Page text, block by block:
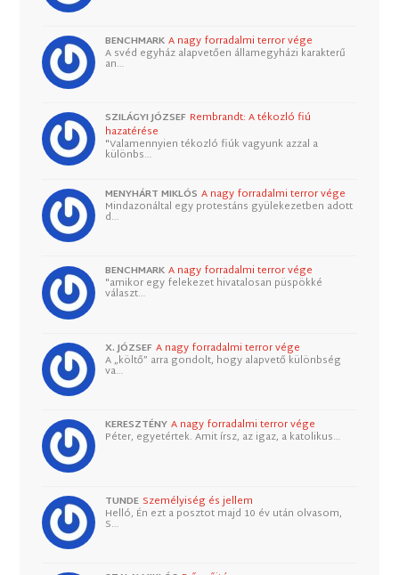
BENCHMARK A nagy forradalmi terror vége
A svéd egyház alapvetően államegyházi karakterű
an…
SZILÁGYI JÓZSEF Rembrandt: A tékozló fiú
hazatérése
"Valamennyien tékozló fiúk vagyunk azzal a
különbs…
MENYHÁRT MIKLÓS A nagy forradalmi terror vége
Mindazonáltal egy protestáns gyülekezetben adott
d…
BENCHMARK A nagy forradalmi terror vége
"amikor egy felekezet hivatalosan püspökké
választ…
X. JÓZSEF A nagy forradalmi terror vége
A „költő” arra gondolt, hogy alapvető különbség
va…
KERESZTÉNY A nagy forradalmi terror vége
Péter, egyetértek. Amit írsz, az igaz, a katolikus…
TUNDE Személyiség és jellem
Helló, Én ezt a posztot majd 10 év után olvasom,
S…